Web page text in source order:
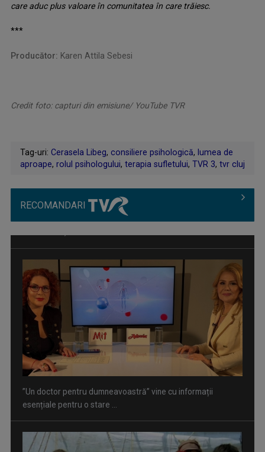
care aduc plus valoare în comunitatea în care trăiesc.
***
Producător: Karen Attila Sebesi
Credit foto: capturi din emisiune/ YouTube TVR
Tag-uri: Cerasela Libeg, consiliere psihologică, lumea de
aproape, rolul psihologului, terapia sufletului, TVR 3, tvr cluj
RECOMANDARI
”Un doctor pentru dumneavoastră” vine cu informații
esențiale pentru o stare ...